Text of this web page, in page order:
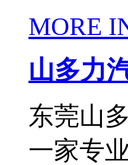
MORE
山多力
东莞山
一家专